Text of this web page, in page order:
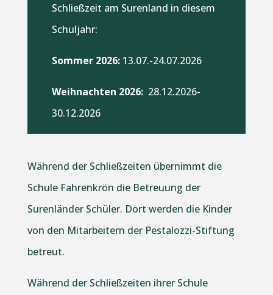
Schließzeit am Surenland in diesem
Schuljahr:
Sommer 2026:13.07.-24.07.2026
Weihnachten 2026: 28.12.2026-
30.12.2026
Während der Schließzeiten übernimmt die
Schule Fahrenkrön die Betreuung der
Surenländer Schüler. Dort werden die Kinder
von den Mitarbeitern der Pestalozzi-Stiftung
betreut.
Während der Schließzeiten ihrer Schule